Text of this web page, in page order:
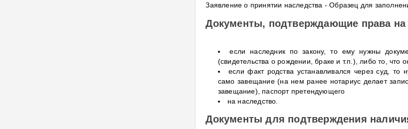
Заявление о принятии наследства - Образец для
Документы, подтверждающие права на
если наследник по закону, то ему нужны
(свидетельства о рождении, браке и т.п.), либо то,
если факт родства устанавливался через суд,
само завещание (на нем ранее нотариус делает
завещание), паспорт претендующего
на наследство.
Документы для подтверждения